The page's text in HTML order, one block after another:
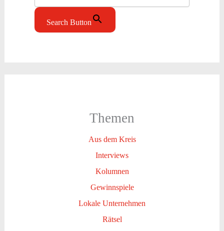
Search Button
Themen
Aus dem Kreis
Interviews
Kolumnen
Gewinnspiele
Lokale Unternehmen
Rätsel